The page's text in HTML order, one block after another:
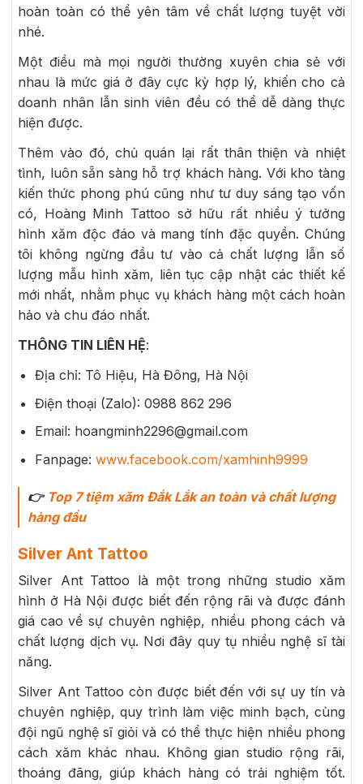
hoàn toàn có thể yên tâm về chất lượng tuyệt vời
nhé.
Một điều mà mọi người thường xuyên chia sẻ với
nhau là mức giá ở đây cực kỳ hợp lý, khiến cho cả
doanh nhân lẫn sinh viên đều có thể dễ dàng thực
hiện được.
Thêm vào đó, chủ quán lại rất thân thiện và nhiệt
tình, luôn sẵn sàng hỗ trợ khách hàng. Với kho tàng
kiến thức phong phú cũng như tư duy sáng tạo vốn
có, Hoàng Minh Tattoo sở hữu rất nhiều ý tưởng
hình xăm độc đáo và mang tính đặc quyền. Chúng
tôi không ngừng đầu tư vào cả chất lượng lẫn số
lượng mẫu hình xăm, liên tục cập nhật các thiết kế
mới nhất, nhằm phục vụ khách hàng một cách hoàn
hảo và chu đáo nhất.
THÔNG TIN LIÊN HỆ:
Địa chỉ: Tô Hiệu, Hà Đông, Hà Nội
Điện thoại (Zalo): 0988 862 296
Email: hoangminh2296@gmail.com
Fanpage: www.facebook.com/xamhinh9999
👉 Top 7 tiệm xăm Đắk Lắk an toàn và chất lượng
hàng đầu
Silver Ant Tattoo
Silver Ant Tattoo là một trong những studio xăm
hình ở Hà Nội được biết đến rộng rãi và được đánh
giá cao về sự chuyên nghiệp, nhiều phong cách và
chất lượng dịch vụ. Nơi đây quy tụ nhiều nghệ sĩ tài
năng.
Silver Ant Tattoo còn được biết đến với sự uy tín và
chuyên nghiệp, quy trình làm việc minh bạch, cùng
đội ngũ nghệ sĩ giỏi và có thể thực hiện nhiều phong
cách xăm khác nhau. Không gian studio rộng rãi,
thoáng đãng, giúp khách hàng có trải nghiệm tốt.